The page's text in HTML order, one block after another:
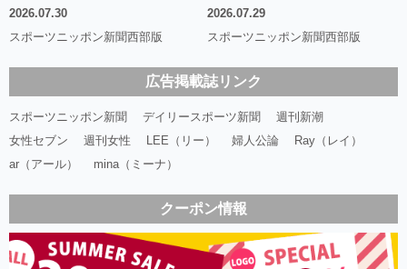
2026.07.30
スポーツニッポン新聞西部版
2026.07.29
スポーツニッポン新聞西部版
広告掲載誌リンク
スポーツニッポン新聞 デイリースポーツ新聞
週刊新潮
女性セブン
週刊女性 LEE（リー） 婦人公論
Ray（レイ）
ar（アール）
mina（ミーナ）
クーポン情報